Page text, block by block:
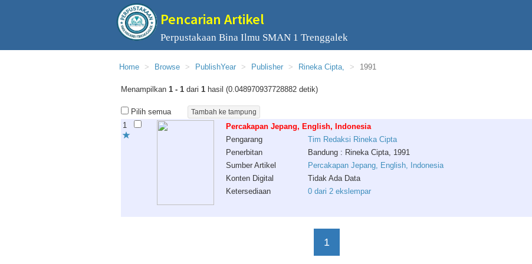
Pencarian Artikel
Perpustakaan Bina Ilmu SMAN 1 Trenggalek
Home Browse PublishYear Publisher Rineka Cipta, 1991
Menampilkan 1 - 1 dari 1 hasil (0.048970937728882 detik)
Pilih semua
1
Percakapan Jepang, English, Indonesia
Pengarang
Tim Redaksi Rineka Cipta
Penerbitan
Bandung : Rineka Cipta, 1991
Sumber Artikel
Percakapan Jepang, English, Indonesia
Konten Digital
Tidak Ada Data
Ketersediaan
0 dari 2 ekslempar
1